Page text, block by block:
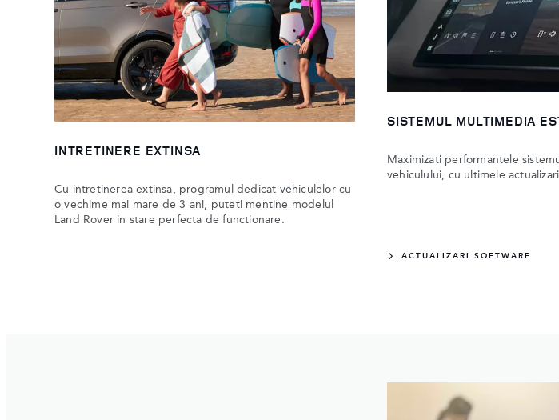
INTRETINERE EXTINSA
Cu intretinerea extinsa, programul dedicat vehiculelor cu
o vechime mai mare de 3 ani, puteti mentine modelul
Land Rover in stare perfecta de functionare.
SISTEMUL MULTIMEDIA
Maximizati performantele
vehiculului, cu ultimele
ACTUALIZARI SOFTWARE